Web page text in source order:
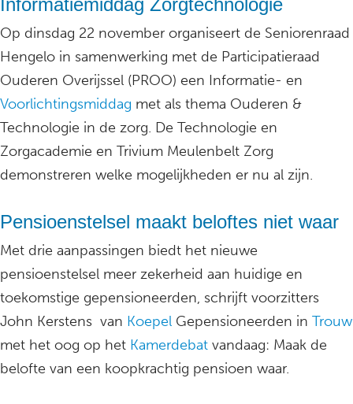
Informatiemiddag Zorgtechnologie
Op dinsdag 22 november organiseert de Seniorenraad
Hengelo in samenwerking met de Participatieraad
Ouderen Overijssel (PROO) een Informatie- en
Voorlichtingsmiddag met als thema Ouderen &
Technologie in de zorg. De Technologie en
Zorgacademie en Trivium Meulenbelt Zorg
demonstreren welke mogelijkheden er nu al zijn.
Pensioenstelsel maakt beloftes niet waar
Met drie aanpassingen biedt het nieuwe
pensioenstelsel meer zekerheid aan huidige en
toekomstige gepensioneerden, schrijft voorzitters
John Kerstens van Koepel Gepensioneerden in Trouw
met het oog op het Kamerdebat vandaag: Maak de
belofte van een koopkrachtig pensioen waar.